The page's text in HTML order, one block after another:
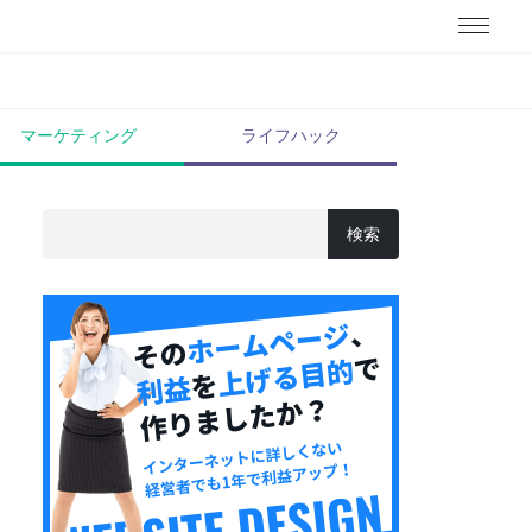
マーケティング ライフハック
検索